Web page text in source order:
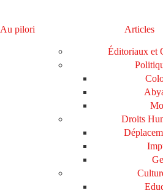
Au pilori Articles
Éditoriaux et
Droits